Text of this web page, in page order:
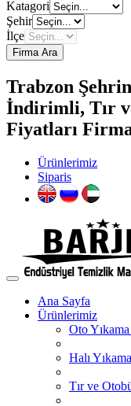
Katagori
Şehir
İlçe
Firma Ara
Trabzon
İndirimli, Tır
Fiyatları
Ürünlerimiz
Siparis
Ana Sayfa
Ürünlerimiz
Oto
Halı
Tır ve